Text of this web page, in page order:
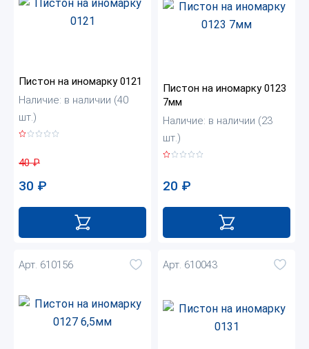
Пистон на иномарку 0121
Наличие: в наличии (40
шт.)
40₽
30 ₽
Пистон на иномарку 0123
7мм
Наличие: в наличии (23
шт.)
20 ₽
Арт. 610156 Арт. 610043